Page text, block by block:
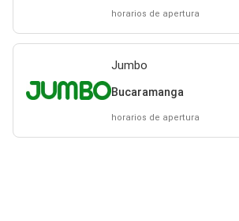
horarios de apertura
Jumbo
Bucaramanga
horarios de apertura